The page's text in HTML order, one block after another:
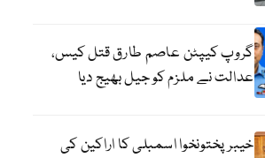
گروپ کیپٹن عاصم طارق قتل کیس،
عدالت نے ملزم کو جیل بھیج دیا
خیبرپختونخوا اسمبلی کا اراکین کی